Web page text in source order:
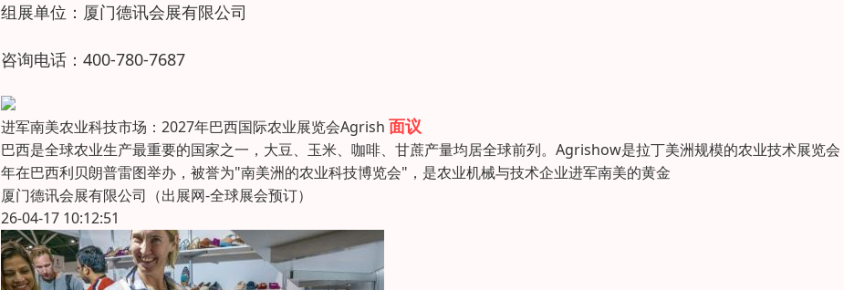
组展单位：厦门德讯会展有限公司
咨询电话：400-780-7687
进军南美农业科技市场：2027年巴西国际农业展览会Agrish 面议
巴西是全球农业生产最重要的国家之一，大豆、玉米、咖啡、甘蔗产量均居全球前列。Agrishow是拉丁美洲规模的农业技术展览
年在巴西利贝朗普雷图举办，被誉为"南美洲的农业科技博览会"，是农业机械与技术企业进军南美的黄金
厦门德讯会展有限公司（出展网-全球展会预订）
26-04-17 10:12:51